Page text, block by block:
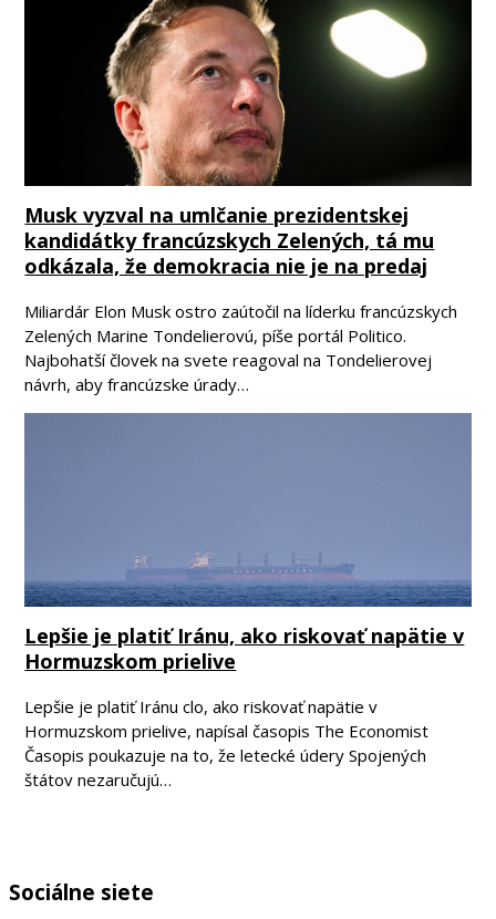
Musk vyzval na umlčanie prezidentskej
kandidátky francúzskych Zelených, tá mu
odkázala, že demokracia nie je na predaj
Miliardár Elon Musk ostro zaútočil na líderku francúzskych
Zelených Marine Tondelierovú, píše portál Politico.
Najbohatší človek na svete reagoval na Tondelierovej
návrh, aby francúzske úrady…
Lepšie je platiť Iránu, ako riskovať napätie v
Hormuzskom prielive
Lepšie je platiť Iránu clo, ako riskovať napätie v
Hormuzskom prielive, napísal časopis The Economist
Časopis poukazuje na to, že letecké údery Spojených
štátov nezaručujú…
Sociálne siete